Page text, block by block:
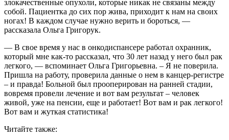
злокачественные опухоли, которые никак не связаны между
собой. Пациентка до сих пор жива, приходит к нам на своих
ногах! В каждом случае нужно верить и бороться, —
рассказала Ольга Григорук.
— В свое время у нас в онкодиспансере работал охранник,
который мне как-то рассказал, что 30 лет назад у него был рак
легкого, — вспоминает Ольга Григорьевна. – Я не поверила.
Пришла на работу, проверила данные о нем в канцер-регистре
– и правда! Больной был прооперирован на ранней стадии,
вовремя провели лечение и вот вам результат – человек
живой, уже на пенсии, еще и работает! Вот вам и рак легкого!
Вот вам и жуткая статистика!
Читайте также: